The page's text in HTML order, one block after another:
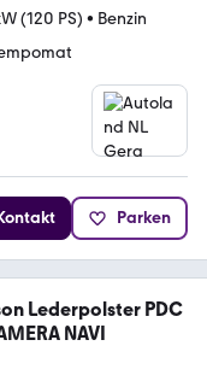
(120 PS) • Benzin
Parken
Lederpolster PDC
NAVI